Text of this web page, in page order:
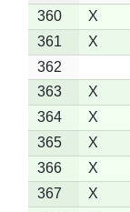
360
X
361
X
362
363
X
364
X
365
X
366
X
367
X